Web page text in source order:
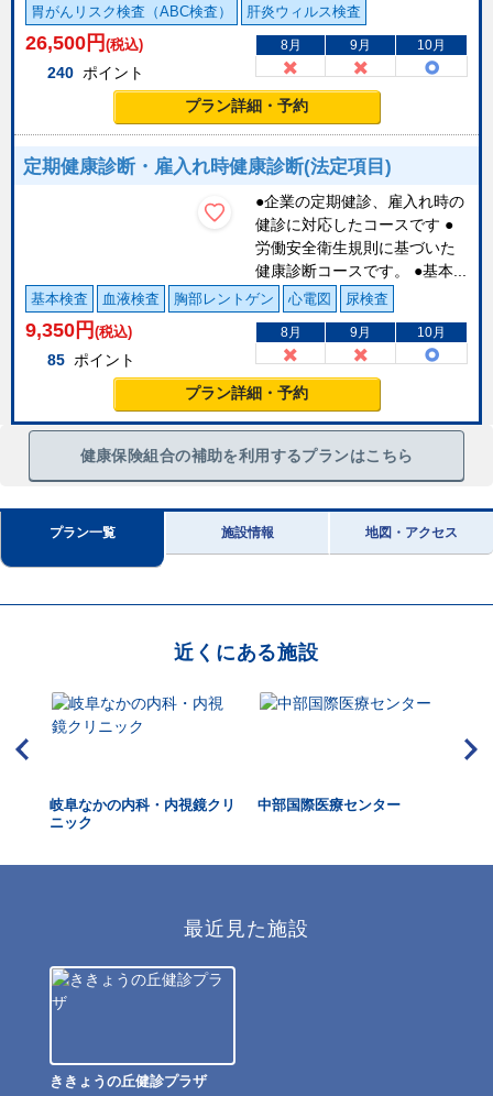
胃がんリスク検査（ABC検査）
肝炎ウィルス検査
26,500 円 (税込)
240 ポイント
8月 9月 10月
プラン詳細・予約
定期健康診断・雇入れ時健康診断(法定項目)
●企業の定期健診、雇入れ時の
健診に対応したコースです ●
労働安全衛生規則に基づいた
健康診断コースです。 ●基本...
基本検査 血液検査 胸部レントゲン 心電図 尿検査
9,350 円 (税込)
85 ポイント
8月 9月 10月
プラン詳細・予約
健康保険組合の補助を利用するプランはこちら
プラン一覧 施設情報 地図・アクセス
近くにある施設
岐阜なかの内科・内視鏡クリ
ニック
中部国際医療センター
最近見た施設
ききょうの丘健診プラザ